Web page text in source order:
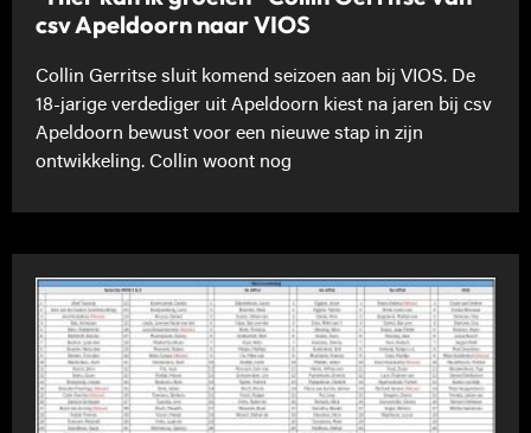
csv Apeldoorn naar VIOS
Collin Gerritse sluit komend seizoen aan bij VIOS. De
18-jarige verdediger uit Apeldoorn kiest na jaren bij csv
Apeldoorn bewust voor een nieuwe stap in zijn
ontwikkeling. Collin woont nog